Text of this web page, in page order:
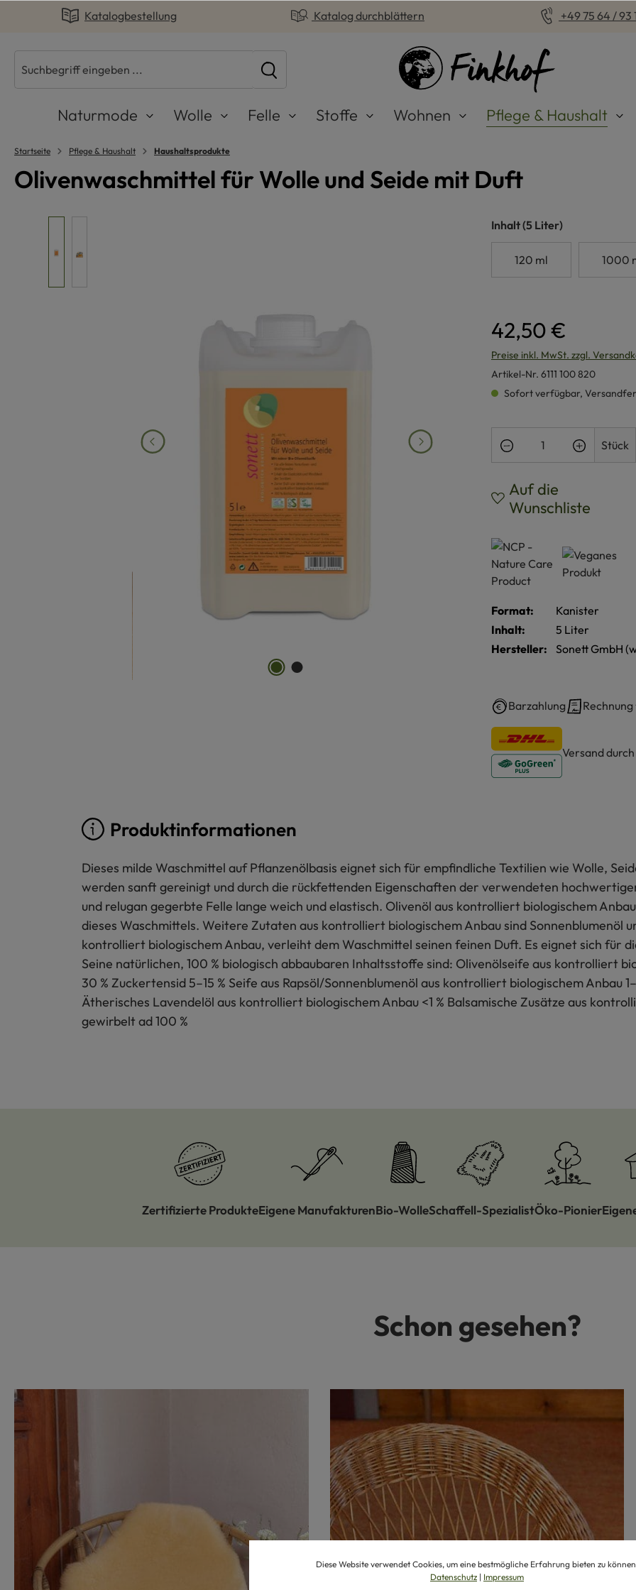
Zur Hauptnavigation springen
Katalogbestellung Katalog durchblättern +49 75 64 / 93
Naturmode Wolle Felle Stoffe Wohnen Pflege & Haushalt
Startseite Pflege & Haushalt Haushaltsprodukte
Olivenwaschmittel für Wolle und Seide mit Duft
Inhaltauswählen
(5 Liter)
120 ml 1000
42,50 €
Preise inkl. MwSt. zzgl.
Artikel-Nr. 6111 100 820
Sofort verfügbar,
Produkt Anzahl:
Stück
Auf die
Wunschliste
Format:
Kanister
Inhalt:
5 Liter
Hersteller:
Sonett GmbH
Barzahlung Rechnung
Versand
Produktinformationen
Dieses milde Waschmittel auf Pflanzenölbasis eignet sich für empfindliche Textilien wie Wolle,
werden sanft gereinigt und durch die rückfettenden Eigenschaften der verwendeten
und relugan gegerbte Felle lange weich und elastisch. Olivenöl aus kontrolliert biologischem
dieses Waschmittels. Weitere Zutaten aus kontrolliert biologischem Anbau sind Sonnenblumenöl
kontrolliert biologischem Anbau, verleiht dem Waschmittel seinen feinen Duft. Es eignet sich für
Seine natürlichen, 100 % biologisch abbaubaren Inhaltsstoffe sind: Olivenölseife aus kontrolliert
30 % Zuckertensid 5–15 % Seife aus Rapsöl/Sonnenblumenöl aus kontrolliert biologischem Anbau
Ätherisches Lavendelöl aus kontrolliert biologischem Anbau <1 % Balsamische Zusätze aus
gewirbelt ad 100 %
Zertifizierte ProdukteEigene ManufakturenBio-WolleSchaffell-SpezialistÖko-Pionier
Schon gesehen?
Diese Website verwendet Cookies, um eine bestmögliche Erfahrung bieten zu
Datenschutz | Impressum